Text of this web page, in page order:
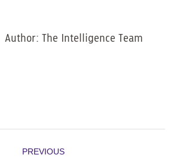
Author: The Intelligence Team
PREVIOUS